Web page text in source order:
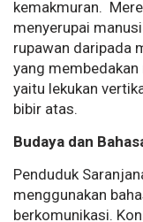
kemakmuran.
menyerupai
rupawan daripada
yang
yaitu lekukan
bibir atas.
Budaya dan
Penduduk
menggunakan
berkomunikasi.